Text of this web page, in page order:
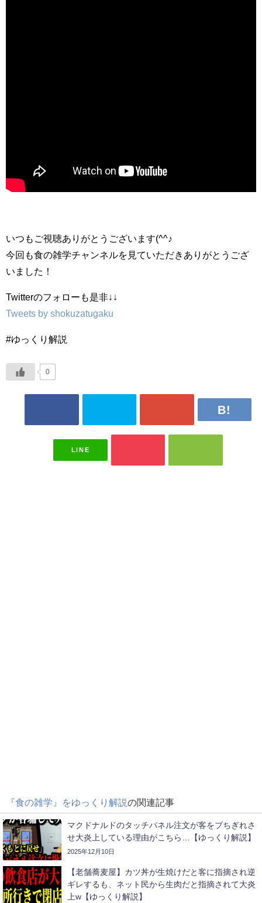
いつもご視聴ありがとうございます(^^♪
今回も食の雑学チャンネルを見ていただきありがとうござ
いました！
Twitterのフォローも是非↓↓
Tweets by shokuzatugaku
#ゆっくり解説
0
LINE
『食の雑学』をゆっくり解説の関連記事
マクドナルドのタッチパネル注文が客をブちぎれさ
せ大炎上している理由がこちら…【ゆっくり解説】
2025年12月10日
【老舗蕎麦屋】カツ丼が生焼けだと客に指摘され逆
ギレするも、ネット民から生肉だと指摘されて大炎
上w【ゆっくり解説】